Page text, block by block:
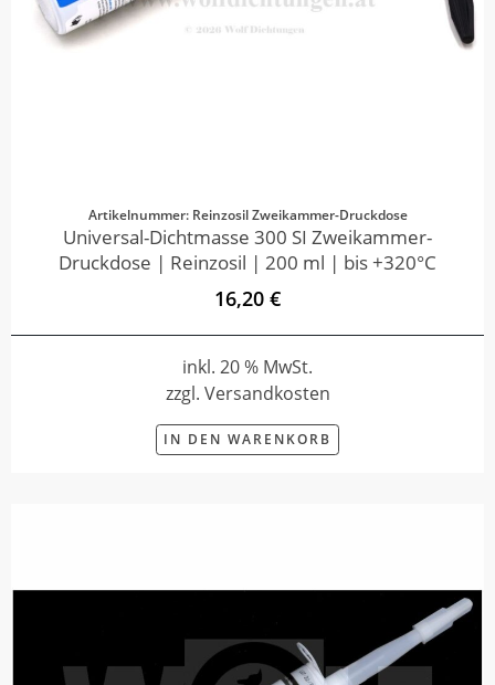
Artikelnummer: Reinzosil Zweikammer-Druckdose
Universal-Dichtmasse 300 SI Zweikammer-
Druckdose | Reinzosil | 200 ml | bis +320°C
16,20 €
inkl. 20 % MwSt.
zzgl. Versandkosten
IN DEN WARENKORB